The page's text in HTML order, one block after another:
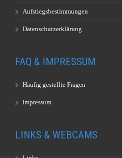
Aufstiegsbestimmungen
Datenschutzerklärung
FAQ & IMPRESSUM
Häufig gestellte Fragen
Impressum
LINKS & WEBCAMS